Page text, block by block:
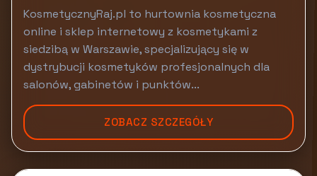
KosmetycznyRaj.pl to hurtownia kosmetyczna
online i sklep internetowy z kosmetykami z
siedzibą w Warszawie, specjalizujący się w
dystrybucji kosmetyków profesjonalnych dla
salonów, gabinetów i punktów...
ZOBACZ SZCZEGÓŁY